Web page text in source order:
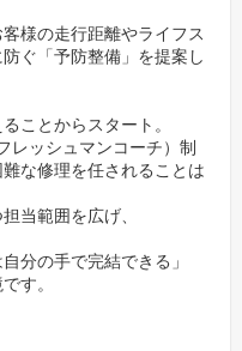
してから会社の手厚いバ
できました。
くれた店舗の配慮には、
自の『サービス技術検定1
、一日の段取りが組みや
。
様の走行距離やライフス
ぐ「予防整備」を提案し
ことからスタート。
レッシュマンコーチ）制
な修理を任されることは
当範囲を広げ、
分の手で完結できる」
す。